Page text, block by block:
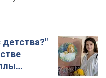
детства?"